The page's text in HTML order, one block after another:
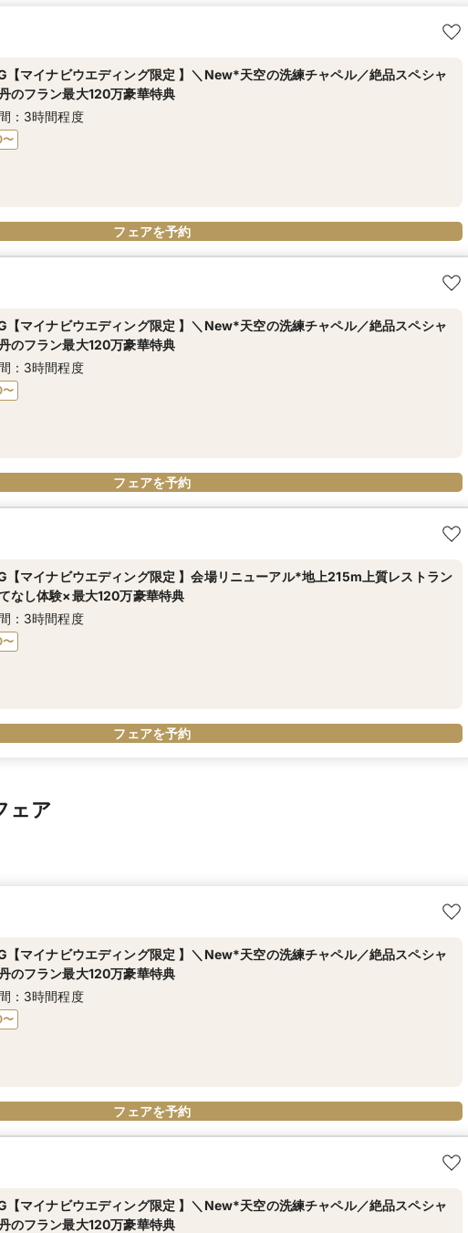
【マイナビウエディング限定 】＼New*天空の洗練チャペル／絶品スペシャ
のフラン最大120万豪華特典
：3時間程度
フェアを予約
【マイナビウエディング限定 】＼New*天空の洗練チャペル／絶品スペシャ
のフラン最大120万豪華特典
：3時間程度
フェアを予約
【マイナビウエディング限定 】会場リニューアル*地上215m上質レストラン
なし体験×最大120万豪華特典
：3時間程度
フェアを予約
ェア
【マイナビウエディング限定 】＼New*天空の洗練チャペル／絶品スペシャ
のフラン最大120万豪華特典
：3時間程度
フェアを予約
【マイナビウエディング限定 】＼New*天空の洗練チャペル／絶品スペシャ
のフラン最大120万豪華特典